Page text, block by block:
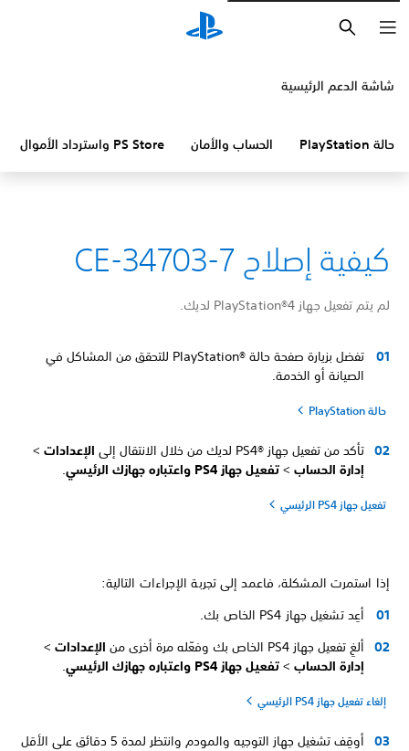
شاشة الدعم الرئيسية
حالة PlayStation الحساب والأمان PS Store واسترداد الأموال
كيفية إصلاح CE-34703-7
لم يتم تفعيل جهاز PlayStation®4 لديك.
تفضل بزيارة صفحة حالة PlayStation®‎ للتحقق من المشاكل في
الصيانة أو الخدمة.
حالة PlayStation
تأكد من تفعيل جهاز PS4®‎ لديك من خلال الانتقال إلى الإعدادات >
إدارة الحساب > تفعيل جهاز PS4 واعتباره جهازك الرئيسي .
تفعيل جهاز PS4 الرئيسي
إذا استمرت المشكلة، فاعمد إلى تجربة الإجراءات التالية:
أعِد تشغيل جهاز PS4 الخاص بك.
ألغِ تفعيل جهاز PS4‏ الخاص بك وفعّله مرة أخرى من
الإعدادات >
إدارة الحساب > تفعيل جهاز PS4 واعتباره جهازك الرئيسي .
إلغاء تفعيل جهاز PS4 الرئيسي
أوقِف تشغيل جهاز التوجيه والمودم وانتظر لمدة 5 دقائق على الأقل